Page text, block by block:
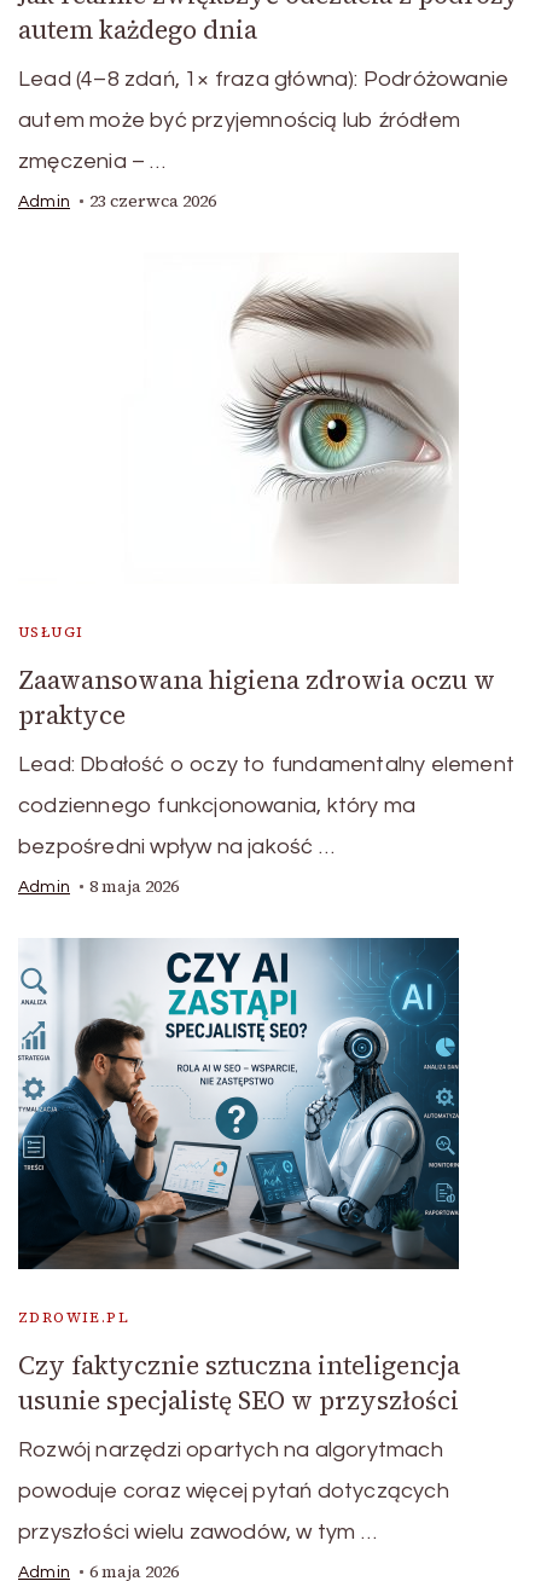
autem każdego dnia
Lead (4–8 zdań, 1× fraza główna): Podróżowanie
autem może być przyjemnością lub źródłem
zmęczenia – …
Admin 23 czerwca 2026
USŁUGI
Zaawansowana higiena zdrowia oczu w
praktyce
Lead: Dbałość o oczy to fundamentalny element
codziennego funkcjonowania, który ma
bezpośredni wpływ na jakość …
Admin 8 maja 2026
ZDROWIE.PL
Czy faktycznie sztuczna inteligencja
usunie specjalistę SEO w przyszłości
Rozwój narzędzi opartych na algorytmach
powoduje coraz więcej pytań dotyczących
przyszłości wielu zawodów, w tym …
Admin 6 maja 2026